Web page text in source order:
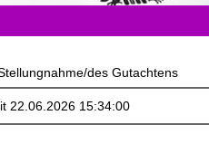
des Gutachtens